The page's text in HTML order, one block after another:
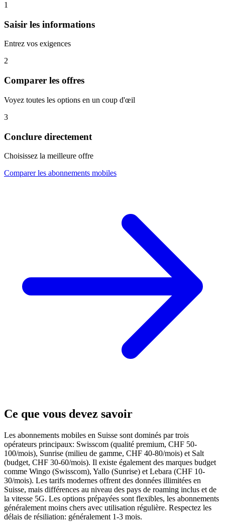
1
Saisir les informations
Entrez vos exigences
2
Comparer les offres
Voyez toutes les options en un coup d'œil
3
Conclure directement
Choisissez la meilleure offre
Comparer les abonnements mobiles
Ce que vous devez savoir
Les abonnements mobiles en Suisse sont dominés par trois
opérateurs principaux: Swisscom (qualité premium, CHF 50-
100/mois), Sunrise (milieu de gamme, CHF 40-80/mois) et Salt
(budget, CHF 30-60/mois). Il existe également des marques budget
comme Wingo (Swisscom), Yallo (Sunrise) et Lebara (CHF 10-
30/mois). Les tarifs modernes offrent des données illimitées en
Suisse, mais différences au niveau des pays de roaming inclus et de
la vitesse 5G. Les options prépayées sont flexibles, les abonnements
généralement moins chers avec utilisation régulière. Respectez les
délais de résiliation: généralement 1-3 mois.